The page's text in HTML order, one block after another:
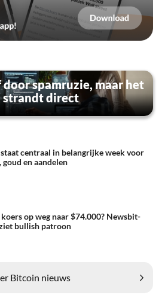
spamruzie, maar het
strandt direct
centraal in belangrijke week voor
en aandelen
op weg naar $74.000? Newsbit-
bullish patroon
Bitcoin nieuws